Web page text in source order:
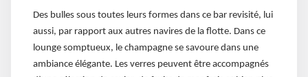
Des bulles sous toutes leurs formes dans ce bar revisité, lui
aussi, par rapport aux autres navires de la flotte. Dans ce
lounge somptueux, le champagne se savoure dans une
ambiance élégante. Les verres peuvent être accompagnés